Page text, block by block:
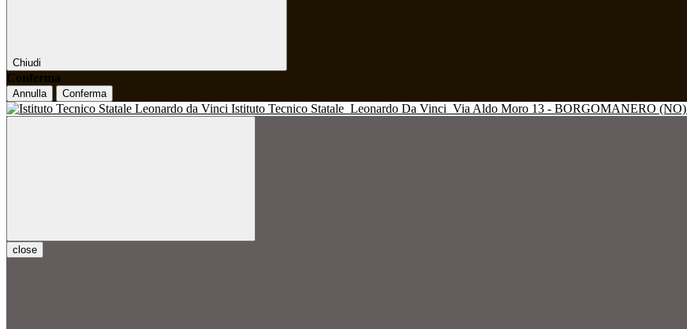
Chiudi
Conferma
Annulla Conferma
Istituto Tecnico Statale Leonardo Da Vinci Via Aldo Moro 13 - BORGOMANERO (NO)
close